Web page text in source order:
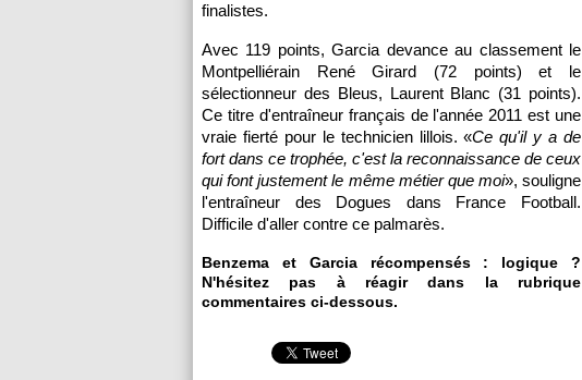
finalistes.
Avec 119 points, Garcia devance au classement le
Montpelliérain René Girard (72 points) et le
sélectionneur des Bleus, Laurent Blanc (31 points).
Ce titre d'entraîneur français de l'année 2011 est une
vraie fierté pour le technicien lillois. «Ce qu'il y a de
fort dans ce trophée, c'est la reconnaissance de ceux
qui font justement le même métier que moi», souligne
l'entraîneur des Dogues dans France Football.
Difficile d'aller contre ce palmarès.
Benzema et Garcia récompensés : logique ?
N'hésitez pas à réagir dans la rubrique
commentaires ci-dessous.